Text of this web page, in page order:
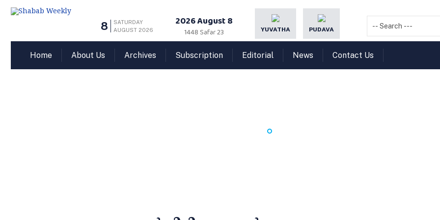
8
SATURDAY
AUGUST 2026
2026 August 8
1448 Safar 23 YUVATHA PUDAVA
Home About Us Archives Subscription Editorial News Contact Us